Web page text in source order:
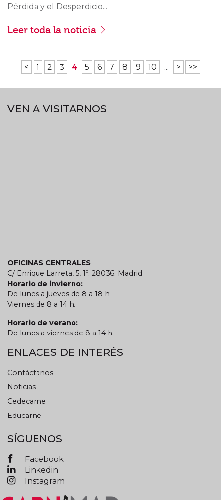
Pérdida y el Desperdicio...
Leer toda la noticia
< 1 2 3 4 5 6 7 8 9 10 ... > >>
VEN A VISITARNOS
OFICINAS CENTRALES
C/ Enrique Larreta, 5, 1º. 28036. Madrid
Horario de invierno:
De lunes a jueves de 8 a 18 h.
Viernes de 8 a 14 h.
Horario de verano:
De lunes a viernes de 8 a 14 h.
ENLACES DE INTERÉS
Contáctanos
Noticias
Cedecarne
Educarne
SÍGUENOS
Facebook
Linkedin
Instagram